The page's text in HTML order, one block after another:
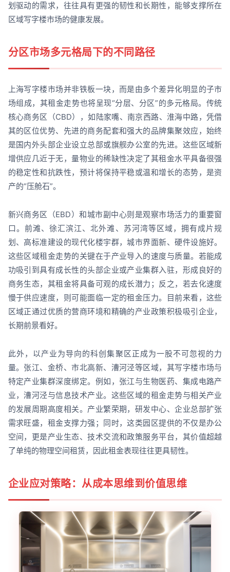
划驱动的需求，往往具有更强的韧性和长期性，能够支撑所在
区域写字楼市场的健康发展。
分区市场多元格局下的不同路径
上海写字楼市场并非铁板一块，而是由多个差异化明显的子市
场组成，其租金走势也将呈现“分层、分区”的多元格局。传统
核心商务区（CBD），如陆家嘴、南京西路、淮海中路，凭借
其的区位优势、先进的商务配套和强大的品牌集聚效应，始终
是国内外头部企业设立总部或旗舰办公室的先进。这些区域新
增供应几近于无，量物业的稀缺性决定了其租金水平具备很强
的稳定性和抗跌性，预计将保持平稳或温和增长的态势，是资
产的“压舱石”。
新兴商务区（EBD）和城市副中心则是观察市场活力的重要窗
口。前滩、徐汇滨江、北外滩、苏河湾等区域，拥有成片规
划、高标准建设的现代化楼宇群，城市界面新、硬件设施好。
这些区域租金走势的关键在于产业导入的速度与质量。若能成
功吸引到具有成长性的头部企业或产业集群入驻，形成良好的
商务生态，其租金将具备可观的成长潜力；反之，若去化速度
慢于供应速度，则可能面临一定的租金压力。目前来看，这些
区域正通过优质的营商环境和精确的产业政策积极吸引企业，
长期前景看好。
此外，以产业为导向的科创集聚区正成为一股不可忽视的力
量。张江、金桥、市北高新、漕河泾等区域，其写字楼市场与
特定产业集群深度绑定。例如，张江与生物医药、集成电路产
业，漕河泾与信息技术产业。这些区域的租金走势与相关产业
的发展周期高度相关。产业繁荣期，研发中心、企业总部扩张
需求旺盛，租金支撑力强；同时，这类园区提供的不仅是办公
空间，更是产业生态、技术交流和政策服务平台，其价值超越
了单纯的物理空间租赁，因此租金表现往往更具韧性。
企业应对策略：从成本思维到价值思维